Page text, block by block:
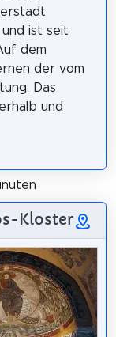
ist seit
dem
der vom
Das
und
Kloster